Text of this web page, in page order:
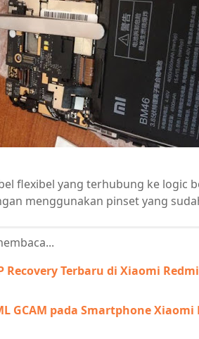
flexibel yang terhubung ke logic
menggunakan pinset yang
Recovery Terbaru di Xiaomi
GCAM pada Smartphone